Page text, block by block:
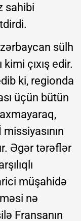
sahibi
sülh
çıxış edir.
ki, regionda
üçün bütün
Əgər tərəflər
müşahidə
nə
Fransanın